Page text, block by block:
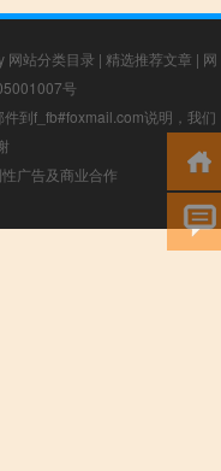
网站分类目录 | 精选推荐文章 | 网
号
到f_fb#foxmail.com说明，我们
广告及商业合作